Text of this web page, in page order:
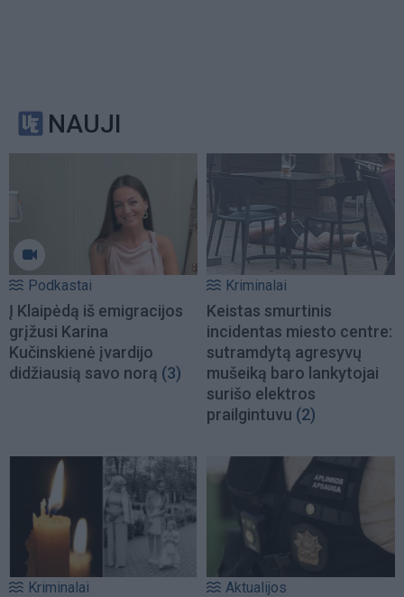
NAUJI
Podkastai
Į Klaipėdą iš emigracijos
grįžusi Karina
Kučinskienė įvardijo
didžiausią savo norą (3)
Kriminalai
Keistas smurtinis
incidentas miesto centre:
sutramdytą agresyvų
mušeiką baro lankytojai
surišo elektros
prailgintuvu (2)
Kriminalai Aktualijos